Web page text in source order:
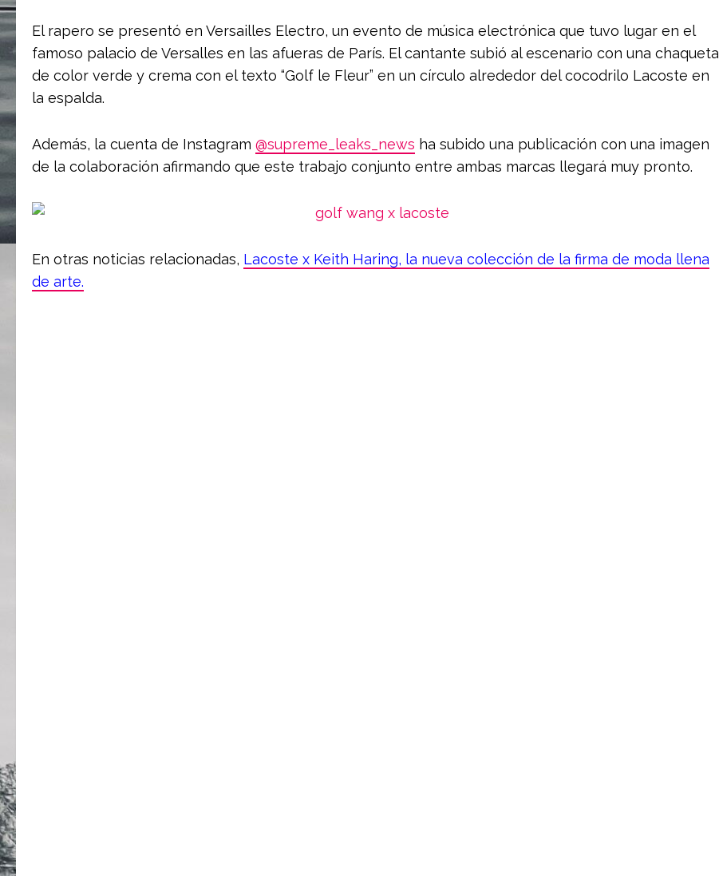
El rapero se presentó en Versailles Electro, un evento de música electrónica que tuvo lugar en el
famoso palacio de Versalles en las afueras de París. El cantante subió al escenario con una chaqueta
de color verde y crema con el texto “Golf le Fleur” en un círculo alrededor del cocodrilo Lacoste en
la espalda.
Además, la cuenta de Instagram @supreme_leaks_news ha subido una publicación con una imagen
de la colaboración afirmando que este trabajo conjunto entre ambas marcas llegará muy pronto.
En otras noticias relacionadas, Lacoste x Keith Haring, la nueva colección de la firma de moda llena
de arte.